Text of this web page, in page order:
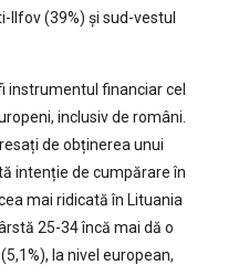
Ilfov (39%) și sud-vestul
instrumentul financiar cel
inclusiv de români.
de obținerea unui
intenție de cumpărare în
mai ridicată în Lituania
25-34 încă mai dă o
la nivel european,